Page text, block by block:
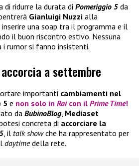
di ridurre la durata di Pomeriggio 5 da
Gianluigi Nuzzi alla
inserire una soap tra il programma e il
il buon riscontro estivo. Nessuna
rumor si fanno insistenti.
a settembre
importanti cambiamenti nel
5 e non solo in Raicon il Prime Time!
da BubinoBlog Mediaset
concreta di accorciare la
, il talk showche ha rappresentato per
daytimedella rete.